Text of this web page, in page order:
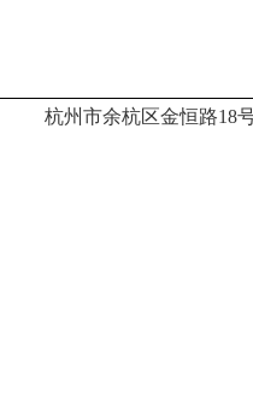
杭州市余杭区金恒路18